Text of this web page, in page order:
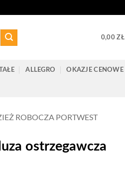
0,00ZŁ
ALLEGRO OKAZJE CENOWE
ROBOCZA PORTWEST
ostrzegawcza